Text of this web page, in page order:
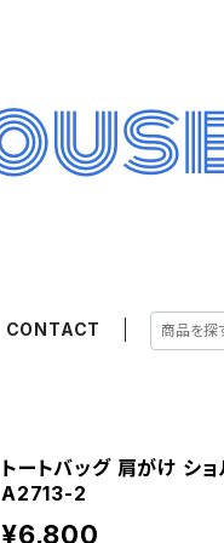
CONTACT
トートバッグ 肩がけ シ
A2713-2
¥6,800